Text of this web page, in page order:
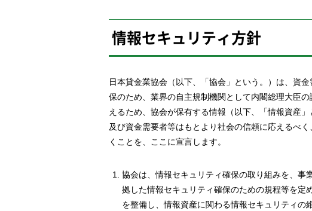
情報セキュリティ方針
日本貸金業協会（以下、「協会」という。）は、資
保のため、業界の自主規制機関として内閣総理大臣
えるため、協会が保有する情報（以下、「情報資産
及び資金需要者等はもとより社会の信頼に応えるべ
くことを、ここに宣言します。
協会は、情報セキュリティ確保の取り組みを、事
拠した情報セキュリティ確保のための規程等を定
を整備し、情報資産に関わる情報セキュリティの